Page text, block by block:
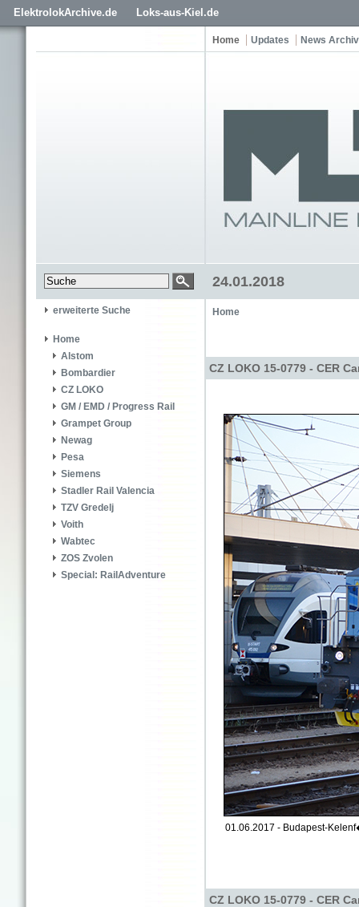
ElektrolokArchive.de Loks-aus-Kiel.de
Home Updates News Archiv
24.01.2018
erweiterte Suche
Home
Alstom
Bombardier
CZ LOKO
GM / EMD / Progress Rail
Grampet Group
Newag
Pesa
Siemens
Stadler Rail Valencia
TZV Gredelj
Voith
Wabtec
ZOS Zvolen
Special: RailAdventure
Home
CZ LOKO 15-0779 - CER
01.06.2017 - Budapest-
CZ LOKO 15-0779 - CER